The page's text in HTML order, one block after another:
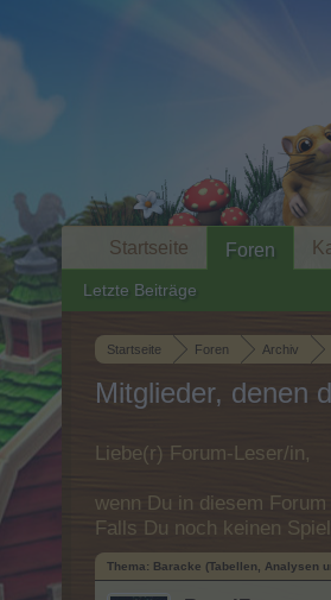
Startseite Foren Archiv
Mitglieder, denen
Liebe(r) Forum-Leser/in,
wenn Du in diesem
Falls Du noch keinen
Thema: Baracke (Tabellen, Analysen
Startseite Foren
Letzte Beiträge